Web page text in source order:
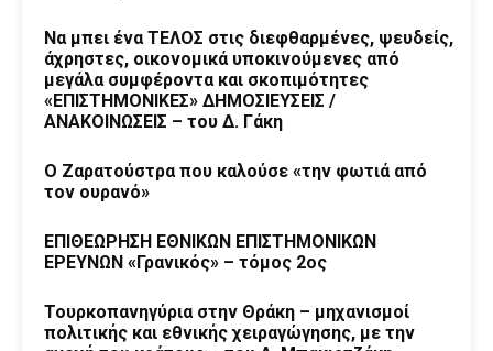
Να μπει ένα ΤΕΛΟΣ στις διεφθαρμένες, ψευδείς,
άχρηστες, οικονομικά υποκινούμενες από
μεγάλα συμφέροντα και σκοπιμότητες
«ΕΠΙΣΤΗΜΟΝΙΚΕΣ» ΔΗΜΟΣΙΕΥΣΕΙΣ /
ΑΝΑΚΟΙΝΩΣΕΙΣ – του Δ. Γάκη
Ο Ζαρατούστρα που καλούσε «την φωτιά από
τον ουρανό»
ΕΠΙΘΕΩΡΗΣΗ ΕΘΝΙΚΩΝ ΕΠΙΣΤΗΜΟΝΙΚΩΝ
ΕΡΕΥΝΩΝ «Γρανικός» – τόμος 2ος
Τουρκοπανηγύρια στην Θράκη – μηχανισμοί
πολιτικής και εθνικής χειραγώγησης, με την